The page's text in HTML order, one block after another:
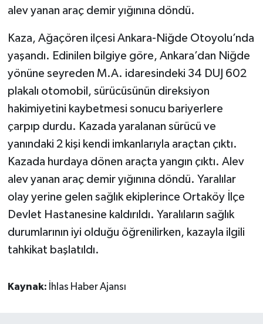
alev yanan araç demir yığınına döndü.
Kaza, Ağaçören ilçesi Ankara-Niğde Otoyolu’nda
yaşandı. Edinilen bilgiye göre, Ankara’dan Niğde
yönüne seyreden M.A. idaresindeki 34 DUJ 602
plakalı otomobil, sürücüsünün direksiyon
hakimiyetini kaybetmesi sonucu bariyerlere
çarpıp durdu. Kazada yaralanan sürücü ve
yanındaki 2 kişi kendi imkanlarıyla araçtan çıktı.
Kazada hurdaya dönen araçta yangın çıktı. Alev
alev yanan araç demir yığınına döndü. Yaralılar
olay yerine gelen sağlık ekiplerince Ortaköy İlçe
Devlet Hastanesine kaldırıldı. Yaralıların sağlık
durumlarının iyi olduğu öğrenilirken, kazayla ilgili
tahkikat başlatıldı.
Kaynak: İhlas Haber Ajansı